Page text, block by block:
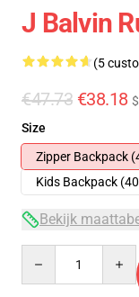
J Balvin
(5
€47.73 €38.18
Size
Zipper Backpack
Kids Backpack
Bekijk